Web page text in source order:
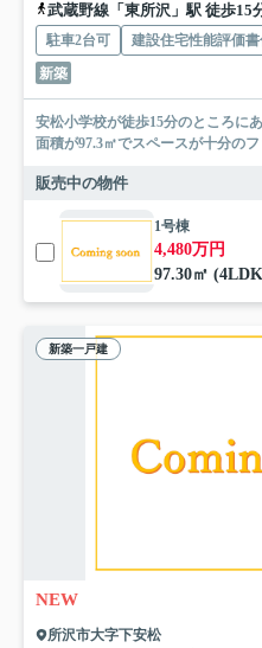
武蔵野線「東所沢」駅 徒歩15
駐車2台可 建設住宅性能評価
新築
安松小学校が徒歩15分のところに
面積が97.3㎡でスペースが十分の
販売中の物件
1号棟
4,480万円
97.30㎡
新築一戸建
NEW
所沢市大字下安松